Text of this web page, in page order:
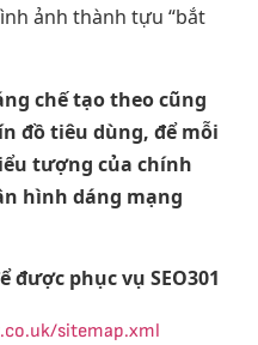
ảnh thành tựu “bắt
chế tạo theo cũng
đồ tiêu dùng, để mỗi
tượng của chính
hình dáng mạng
được phục vụ SEO301
sitemap.xml